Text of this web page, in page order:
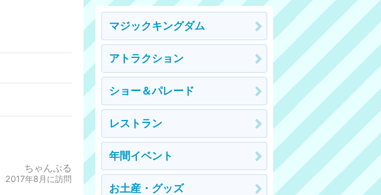
ちゃんぷる
2017年8月に訪問
マジックキングダム
アトラクション
ショー＆パレード
レストラン
年間イベント
お土産・グッズ